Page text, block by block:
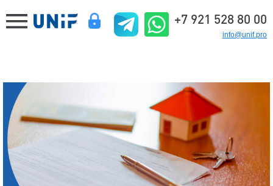
+7 921 528 80 00
info@unif.pro